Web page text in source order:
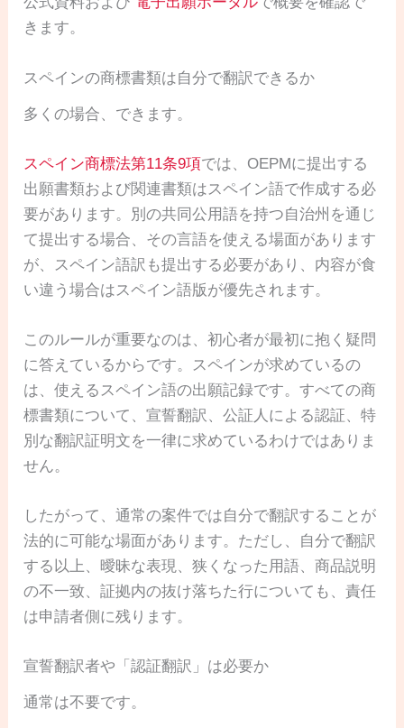
きます。
スペインの商標書類は自分で翻訳できるか
多くの場合、できます。
スペイン商標法第11条9項では、OEPMに提出する
出願書類および関連書類はスペイン語で作成する必
要があります。別の共同公用語を持つ自治州を通じ
て提出する場合、その言語を使える場面があります
が、スペイン語訳も提出する必要があり、内容が食
い違う場合はスペイン語版が優先されます。
このルールが重要なのは、初心者が最初に抱く疑問
に答えているからです。スペインが求めているの
は、使えるスペイン語の出願記録です。すべての商
標書類について、宣誓翻訳、公証人による認証、特
別な翻訳証明文を一律に求めているわけではありま
せん。
したがって、通常の案件では自分で翻訳することが
法的に可能な場面があります。ただし、自分で翻訳
する以上、曖昧な表現、狭くなった用語、商品説明
の不一致、証拠内の抜け落ちた行についても、責任
は申請者側に残ります。
宣誓翻訳者や「認証翻訳」は必要か
通常は不要です。